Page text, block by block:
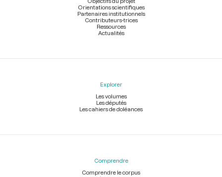
Orientations scientifiques
Partenaires institutionnels
Contributeurs-trices
Ressources
Actualités
Explorer
Les volumes
Les députés
Les cahiers de doléances
Comprendre
Comprendre le corpus